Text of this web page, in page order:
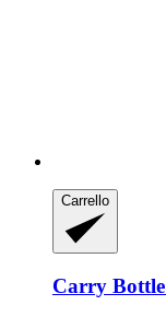
Carrello
Carry Bottle